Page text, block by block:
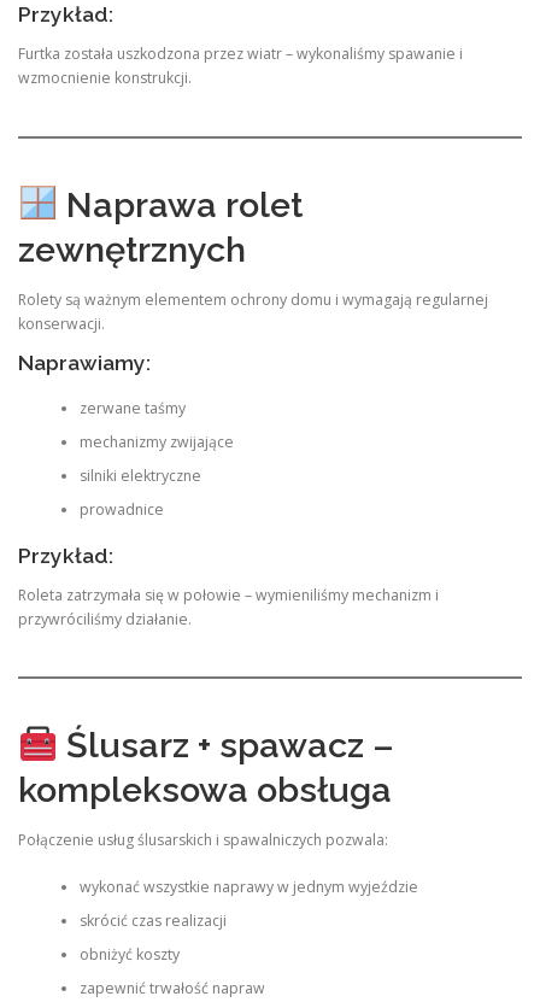
Przykład:
Furtka została uszkodzona przez wiatr – wykonaliśmy spawanie i
wzmocnienie konstrukcji.
Naprawa rolet
zewnętrznych
Rolety są ważnym elementem ochrony domu i wymagają regularnej
konserwacji.
Naprawiamy:
zerwane taśmy
mechanizmy zwijające
silniki elektryczne
prowadnice
Przykład:
Roleta zatrzymała się w połowie – wymieniliśmy mechanizm i
przywróciliśmy działanie.
Ślusarz + spawacz –
kompleksowa obsługa
Połączenie usług ślusarskich i spawalniczych pozwala:
wykonać wszystkie naprawy w jednym wyjeździe
skrócić czas realizacji
obniżyć koszty
zapewnić trwałość napraw